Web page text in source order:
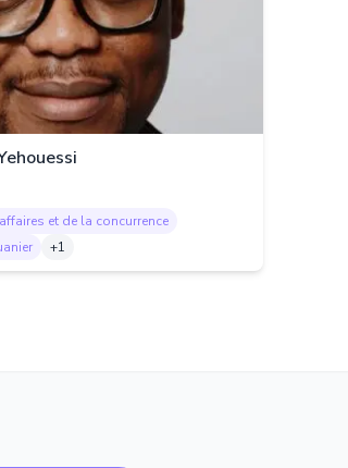
et de la concurrence
+1